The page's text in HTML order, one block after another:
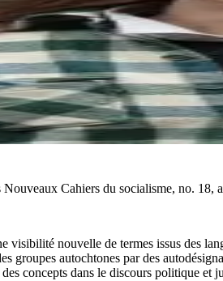
Cahiers du socialisme, no. 18,
visibilité nouvelle de termes issus des
groupes autochtones par des
concepts dans le discours politique et